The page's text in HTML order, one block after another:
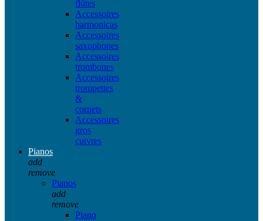
flûtes
Accessoires
harmonicas
Accessoires
saxophones
Accessoires
trombones
Accessoires
trompettes
&
cornets
Accessoires
gros
cuivres
Pianos
add
remove
Pianos
add
remove
Piano